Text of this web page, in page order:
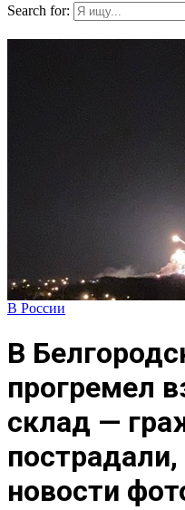
Search for:
В России
В
прогремел
склад —
новости